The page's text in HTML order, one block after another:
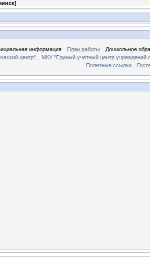
]
информация План работы
Дошкольное
центр"
МКУ "Единый учетный центр учреждений
Полезные ссылки